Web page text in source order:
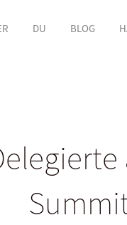
DU BLOG